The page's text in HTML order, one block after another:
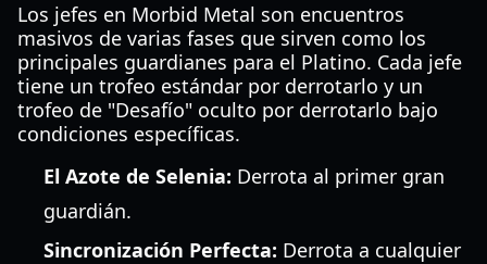
Los jefes en Morbid Metal son encuentros
masivos de varias fases que sirven como los
principales guardianes para el Platino. Cada jefe
tiene un trofeo estándar por derrotarlo y un
trofeo de "Desafío" oculto por derrotarlo bajo
condiciones específicas.
El Azote de Selenia: Derrota al primer gran
guardián.
Sincronización Perfecta: Derrota a cualquier